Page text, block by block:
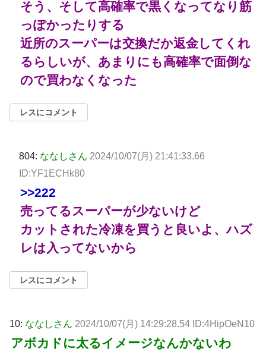
そう、そして高確率で黒くなってなり筋
っぽかったりする
近所のスーパーは交換だか返金してくれ
るらしいが、あまりにも高確率で面倒な
ので買わなくなった
レスにコメント
804: ななしさん 2024/10/07(月) 21:41:33.66
ID:YF1ECHk80
>>222
売ってるスーパーが少ないけど
カットされた冷凍を買うと良いよ、ハズ
レは入ってないから
レスにコメント
10: ななしさん 2024/10/07(月) 14:29:28.54 ID:4HipOeN10
アボカドに太るイメージなんかないわ